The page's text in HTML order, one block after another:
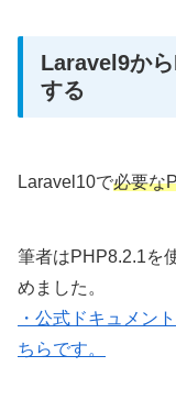
Laravel9か
する
Laravel10で必要な
筆者はPHP8.2.1を
めました。
・公式ドキュメン
ちらです。